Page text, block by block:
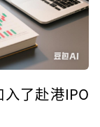
了赴港IPO